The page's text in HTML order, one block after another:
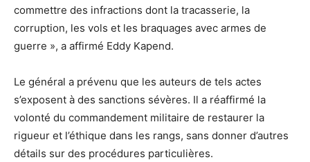
commettre des infractions dont la tracasserie, la
corruption, les vols et les braquages avec armes de
guerre », a affirmé Eddy Kapend.
Le général a prévenu que les auteurs de tels actes
s’exposent à des sanctions sévères. Il a réaffirmé la
volonté du commandement militaire de restaurer la
rigueur et l’éthique dans les rangs, sans donner d’autres
détails sur des procédures particulières.